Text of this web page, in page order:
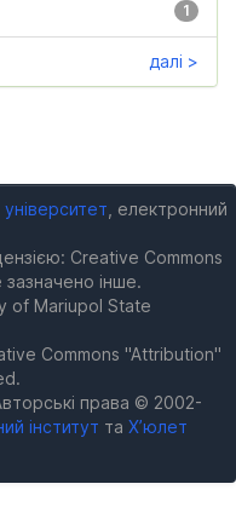
1
далі >
, електронний
Creative Commons
інше.
of Mariupol State
Commons "Attribution"
права © 2002-
інститут та Х’юлет